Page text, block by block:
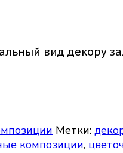
вид декору
Метки:
композиции,